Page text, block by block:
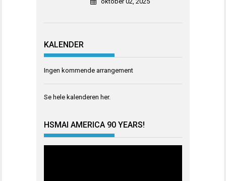
KALENDER
Ingen kommende arrangement
Se hele kalenderen her.
HSMAI AMERICA 90 YEARS!